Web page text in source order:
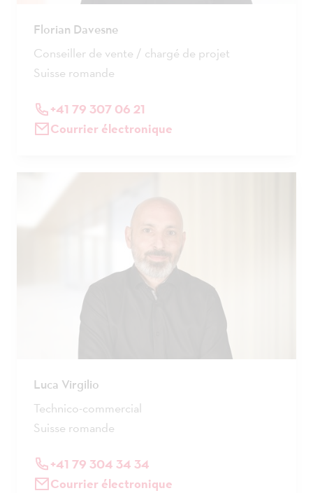
Florian Davesne
Conseiller de vente / chargé de projet
Suisse romande
+41 79 307 06 21
Courrier électronique
Luca Virgilio
Technico-commercial
Suisse romande
+41 79 304 34 34
Courrier électronique